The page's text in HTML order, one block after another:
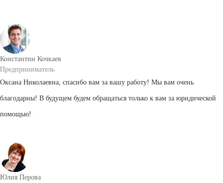
Константин Кочкаев
Предприниматель
Оксана Николаевна, спасибо вам за вашу работу! Мы вам очень
благодарны! В будущем будем обращаться только к вам за юридической
помощью!
Юлия Перова